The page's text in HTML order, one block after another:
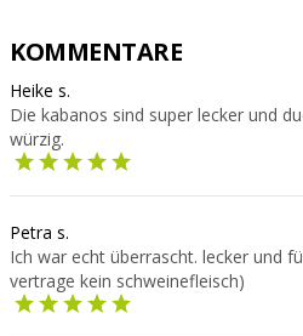
KOMMENTARE
Heike s.
Die kabanos sind super lecker und
würzig.
Petra s.
Ich war echt überrascht. lecker und
vertrage kein schweinefleisch)